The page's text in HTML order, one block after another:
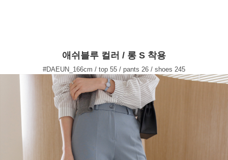
애쉬블루 컬러 / 롱 S 착용
#DAEUN_166cm / top 55 / pants 26 / shoes 245